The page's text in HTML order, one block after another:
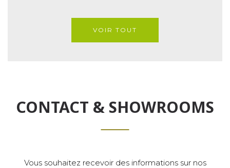
VOIR TOUT
CONTACT & SHOWROOMS
Vous souhaitez recevoir des informations sur nos